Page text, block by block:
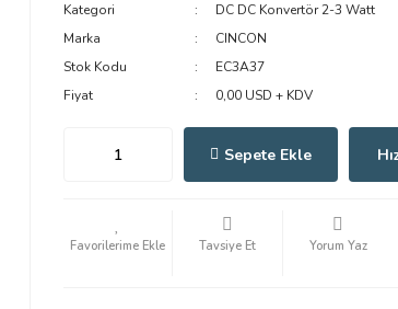
Kategori
DC DC Konvertör 2-3 Watt
Marka
CINCON
Stok Kodu
EC3A37
Fiyat
0,00 USD + KDV
Sepete Ekle
Tavsiye Et Yorum Yaz